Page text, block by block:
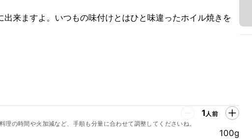
出来ますよ。いつもの味付けとはひと味違ったホイル焼きを
1人前
理の時間や火加減など、手順も分量に合わせて調整してくださいね。
100g